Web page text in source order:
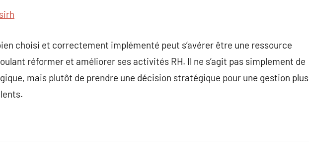
choisi et correctement implémenté peut s’avérer être une ressource
réformer et améliorer ses activités RH. Il ne s’agit pas simplement de
mais plutôt de prendre une décision stratégique pour une gestion plus